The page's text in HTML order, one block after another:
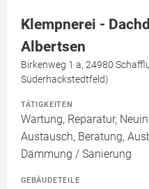
Klempnerei -
Albertsen
Birkenweg 1 a, 24980
Süderhackstedtfeld)
TÄTIGKEITEN
Wartung, Reparatur,
Austausch, Beratung,
Dämmung / Sanierung
GEBÄUDETEILE